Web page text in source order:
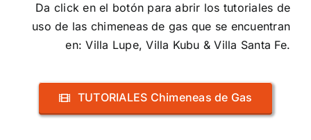
Da click en el botón para abrir los tutoriales de
uso de las chimeneas de gas que se encuentran
en: Villa Lupe, Villa Kubu & Villa Santa Fe.
TUTORIALES Chimeneas de Gas